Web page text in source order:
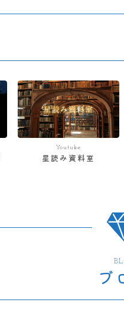
Youtube
星読み資料室
ブ